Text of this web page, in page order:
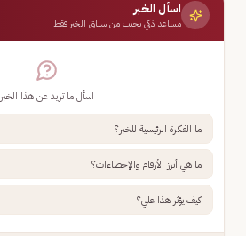
اسأل الخبر
مساعد ذكي يجيب من سياق الخبر فقط
اسأل ما تريد عن هذا الخبر
ما الفكرة الرئيسية للخبر؟
ما هي أبرز الأرقام والإحصاءات؟
كيف يؤثر هذا علي؟